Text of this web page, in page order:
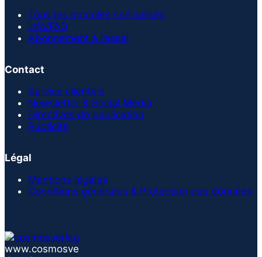
Tous les modules spécialisés
Info/FAQ
Abonnement à l’essai
Contact
Service clientèle
Newsletter & Social Media
Directives de publication
Publicité
Légal
Mentions légales
Conditions générales & Protection des données
www.cosmosve